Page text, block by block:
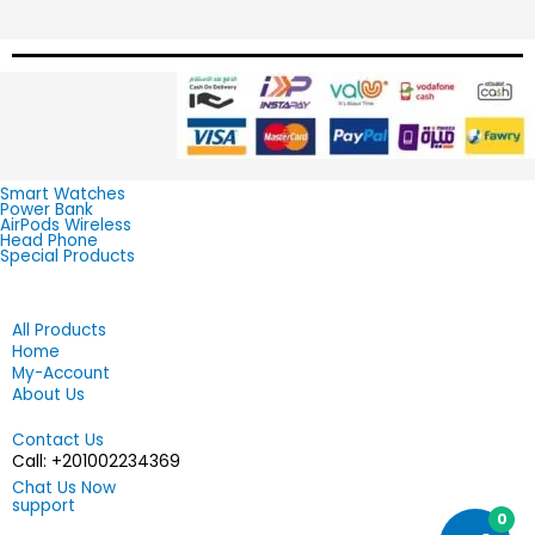
Smart Watches
Power Bank
AirPods Wireless
Head Phone
Special Products
All Products
Home
My-Account
About Us
Contact Us
201002234369+ :Call
Chat Us Now
support
0